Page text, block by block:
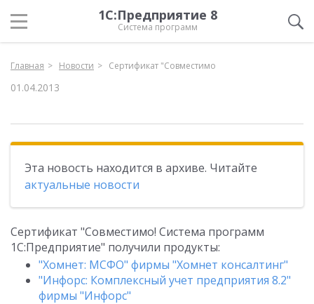
1С:Предприятие 8
Система программ
Главная Новости Сертификат "Совместимо
01.04.2013
Эта новость находится в архиве. Читайте
актуальные новости
Сертификат "Совместимо! Система программ
1С:Предприятие" получили продукты:
"Хомнет: МСФО" фирмы "Хомнет консалтинг"
"Инфорс: Комплексный учет предприятия 8.2"
фирмы "Инфорс"